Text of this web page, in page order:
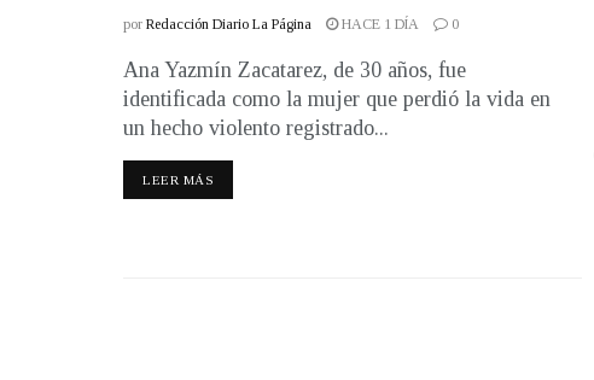
por Redacción Diario La Página HACE 1 DÍA 0
Ana Yazmín Zacatarez, de 30 años, fue
identificada como la mujer que perdió la vida en
un hecho violento registrado...
LEER MÁS